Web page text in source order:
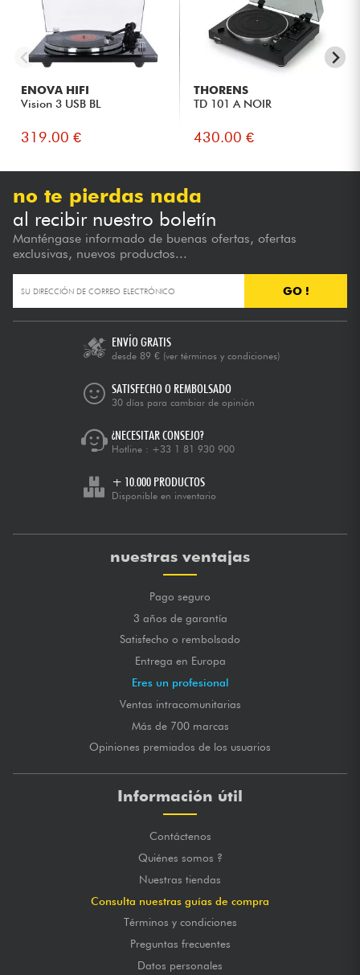
ENOVA HIFI
Vision 3 USB BL
319.00 €
THORENS
TD 101 A NOIR
430.00 €
no te pierdas nada
al recibir nuestro boletín
Manténgase informado de buenas ofertas, ofertas
exclusivas, nuevos productos...
GO !
ENVÍO GRATIS
desde 89 € (ver términos y condiciones)
SATISFECHO O REMBOLSADO
30 días para cambiar de opinión
¿NECESITAR CONSEJO?
Hotline : +33 1 81 930 900
+ 10.000 PRODUCTOS
Disponible en inventario
nuestras ventajas
Pago seguro
3 años de garantía
Satisfecho o rembolsado
Entrega en Europa
Eres un profesional
Ventas intracomunitarias
Más de 700 marcas
Opiniones premiados de los usuarios
Información útil
Contáctenos
Quiénes somos ?
Nuestras tiendas
Consulta nuestras guías de compra
Términos y condiciones
Preguntas frecuentes
Datos personales